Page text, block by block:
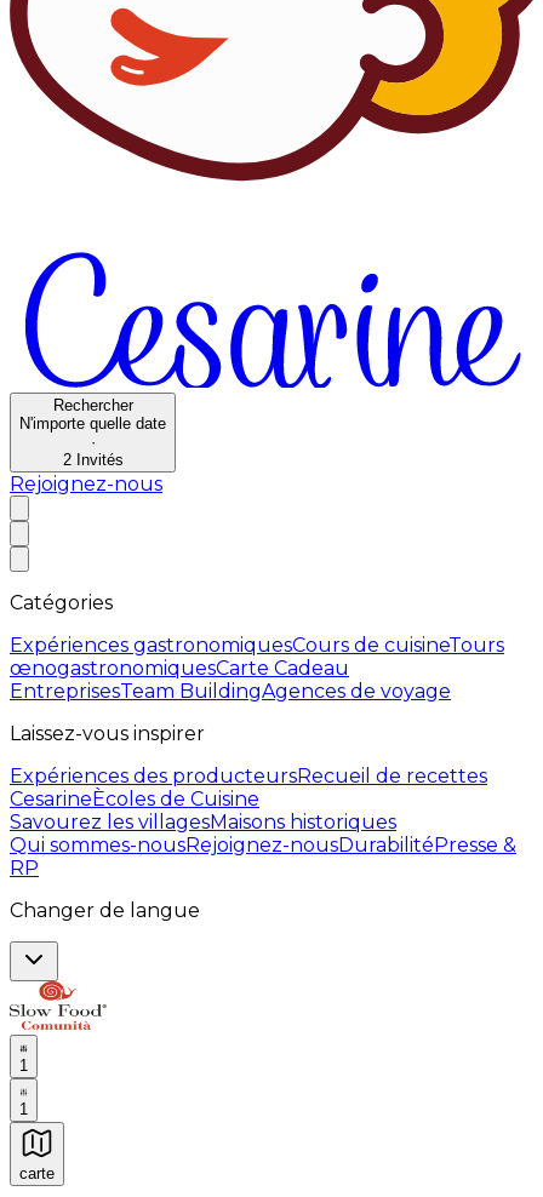
Rechercher
N'importe quelle date
·
2 Invités
Rejoignez-nous
Catégories
Expériences gastronomiquesCours de cuisineTours
œnogastronomiquesCarte Cadeau
EntreprisesTeam BuildingAgences de voyage
Laissez-vous inspirer
Expériences des producteursRecueil de recettes
CesarineÈcoles de Cuisine
Savourez les villagesMaisons historiques
Qui sommes-nousRejoignez-nousDurabilitéPresse &
RP
Changer de langue
1
1
carte